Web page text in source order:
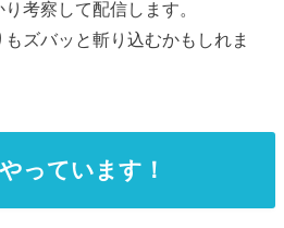
考察して配信します。
ズバッと斬り込むかもしれま
っています！